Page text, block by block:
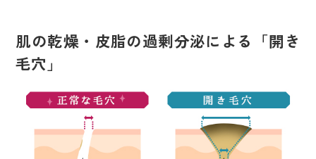
肌の乾燥・皮脂の過剰分泌による「開き
毛穴」